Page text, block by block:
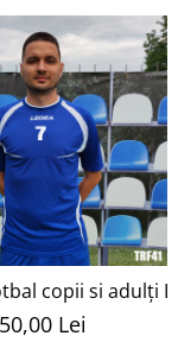
copii si adulți
50,00 Lei